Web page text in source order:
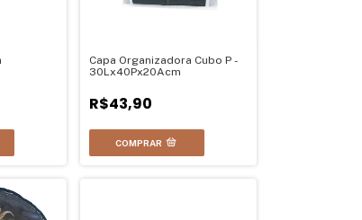
Capa Organizadora Cubo P -
30Lx40Px20Acm
R$43,90